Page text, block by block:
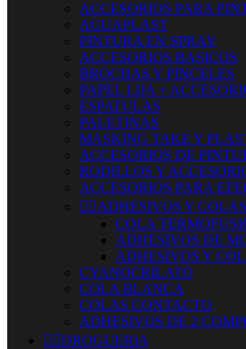
ACCESORIOS PARA
AGUAPLAST
PINTURA EN SPRAY
ACCESORIOS BASICOS
BROCHAS Y PINCELES
PAPEL LIJA +
ESPATULAS
PALETINAS
MASKING TAKE Y
ACCESORIOS DE
RODILLOS Y
ACCESORIOS PARA
 ADHESIVOS Y COLAS
COLA
ADHESIVOS DE
ADHESIVOS Y
CYANOCRILATO
COLA BLANCA
COLAS CONTACTO
ADHESIVOS DE 2
 DROGUERIA